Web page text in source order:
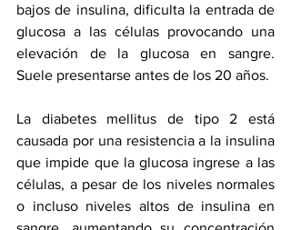
bajos de insulina, dificulta la entrada de
glucosa a las células provocando una
elevación de la glucosa en sangre.
Suele presentarse antes de los 20 años.
La diabetes mellitus de tipo 2 está
causada por una resistencia a la insulina
que impide que la glucosa ingrese a las
células, a pesar de los niveles normales
o incluso niveles altos de insulina en